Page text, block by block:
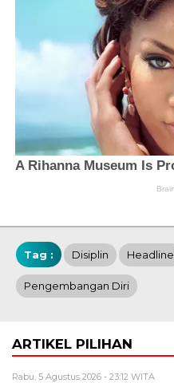
Tag : Disiplin Headline
Pengembangan Diri
ARTIKEL PILIHAN
Rabu, 5 Agustus 2026 - 23:12 WITA